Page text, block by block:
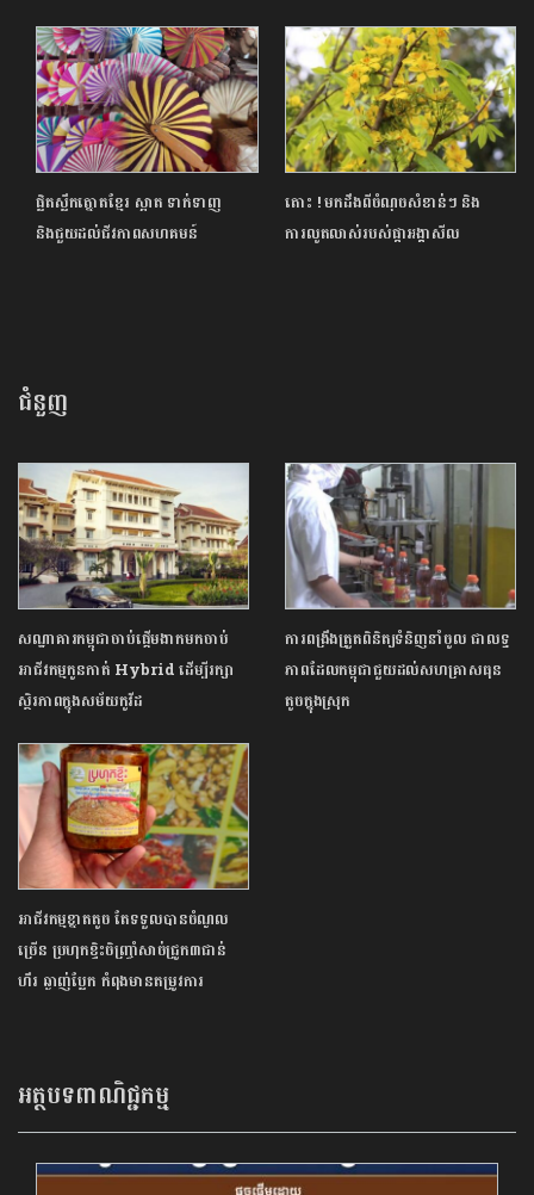
ផ្លិតស្លឹកត្នោតខ្មែរ ស្អាត ទាក់ទាញ
និងជួយដល់ជីវភាពសហគមន៍
តោះ ! មកដឹងពីចំណុចសំខាន់ៗ និង
ការលូតលាស់របស់ផ្កាអង្គាសីល
ជំនួញ
សណ្ឋាគារកម្ពុជាចាប់ផ្តើមងាកមកចាប់
អាជីវកម្មកូនកាត់ Hybrid ដើម្បីរក្សា
ស្ថិរភាពក្នុងសម័យកូវីដ
ការពង្រឹងត្រួតពិនិត្យទំនិញនាំចូល ជាលទ្ធ
ភាពដែលកម្ពុជាជួយដល់សហគ្រាសធុន
តូចក្នុងស្រុក
អាជីវកម្មខ្នាតតូច តែទទួលបានចំណូល
ច្រើន ប្រហុកខ្ទិះចិញ្ច្រាំសាច់ជ្រូក៣ជាន់
ហឹរ ឆ្ងាញ់ប្លែក កំពុងមានតម្រូវការ
អត្ថបទពាណិជ្ជកម្ម